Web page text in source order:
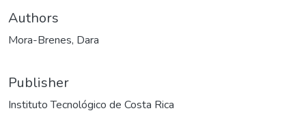
Authors
Mora-Brenes, Dara
Publisher
Instituto Tecnológico de Costa Rica